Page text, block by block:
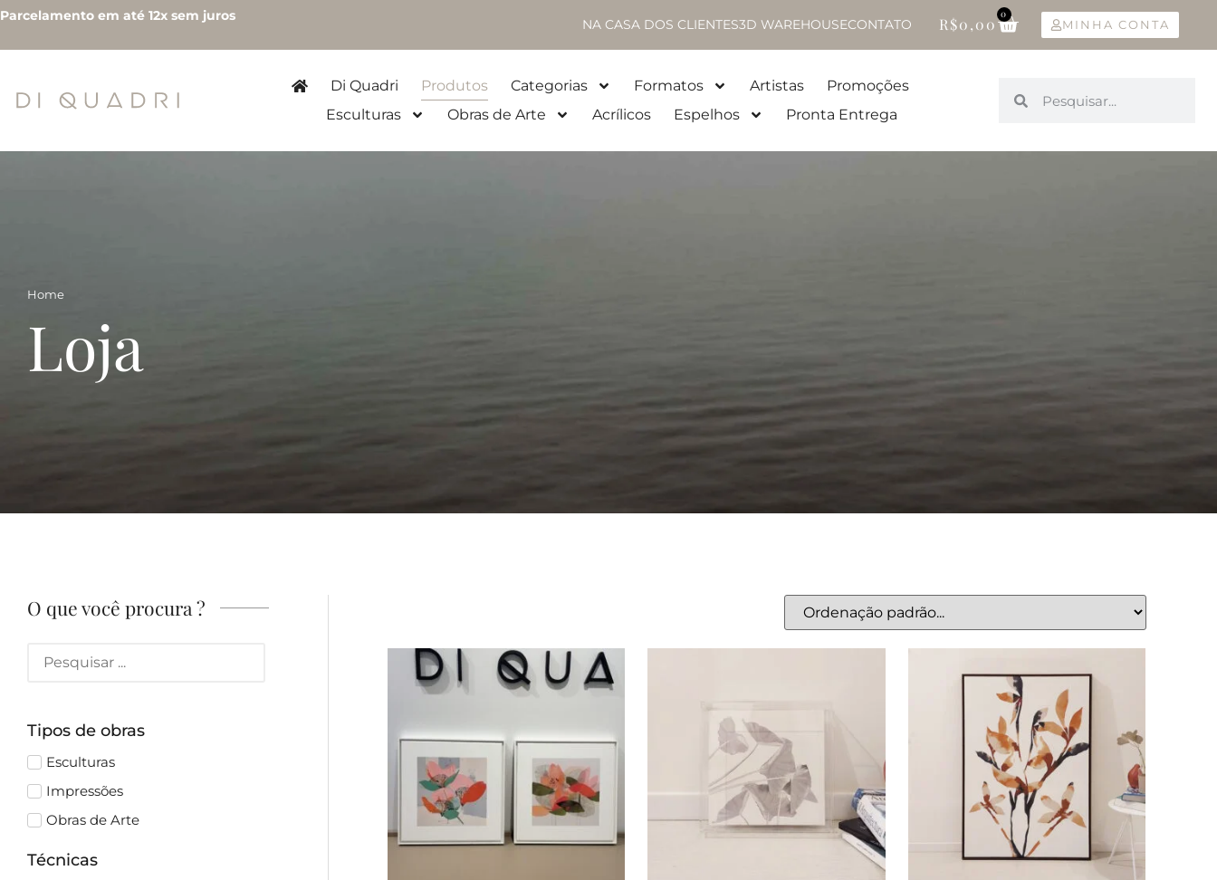
Parcelamento em até 12x sem juros
NA CASA DOS CLIENTES3D WAREHOUSECONTATO R$0,00
0
MINHA CONTA
Di Quadri Produtos Categorias Formatos Artistas
Promoções
Esculturas
Obras de Arte Acrílicos Espelhos Pronta Entrega
Home
Loja
O que você procura ?
Tipos de obras
Esculturas
Impressões
Obras de Arte
Técnicas